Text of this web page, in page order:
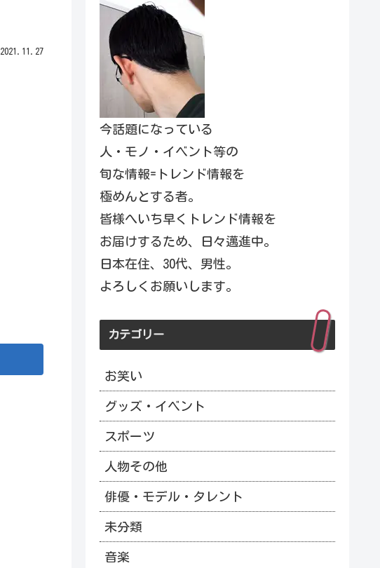
2021.11.27
今話題になっている
人・モノ・イベント等の
旬な情報=トレンド情報を
極めんとする者。
皆様へいち早くトレンド情報を
お届けするため、日々邁進中。
日本在住、30代、男性。
よろしくお願いします。
カテゴリー
お笑い
グッズ・イベント
スポーツ
人物その他
俳優・モデル・タレント
未分類
音楽